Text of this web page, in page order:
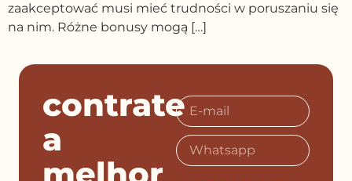
zaakceptować musi mieć trudności w poruszaniu się
na nim. Różne bonusy mogą […]
contrate
a